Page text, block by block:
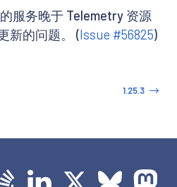
服务晚于 Telemetry 资源
新的问题。 (Issue #56825)
1.25.3